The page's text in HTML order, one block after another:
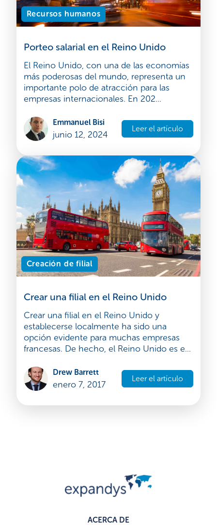
Recursos humanos
Porteo salarial en el Reino Unido
El Reino Unido, con una de las economías
más poderosas del mundo, representa un
importante polo de atracción para las
empresas internacionales. En 202...
Emmanuel Bisi
junio 12, 2024
Leer el artículo
Creación de filial
Crear una filial en el Reino Unido
Crear una filial en el Reino Unido y
establecerse localmente ha sido una
opción evidente para muchas empresas
francesas. De hecho, el Reino Unido es e...
Drew Barrett
enero 7, 2017
Leer el artículo
ACERCA DE